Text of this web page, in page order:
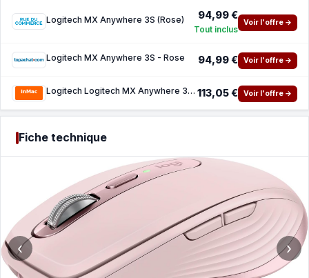
Logitech MX Anywhere 3S (Rose) 94,99 €
Tout inclus
Voir l'offre →
Logitech MX Anywhere 3S - Rose 94,99 € Voir l'offre →
Logitech Logitech MX Anywhere 3S - souris - Bluetooth - Pink 113,05 € Voir l'offre →
Fiche technique
‹ ›